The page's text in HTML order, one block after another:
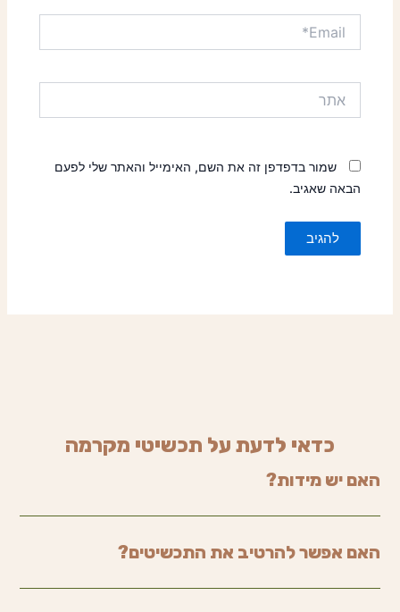
שמור בדפדפן זה את השם, האימייל והאתר שלי לפעם
הבאה שאגיב.
כדאי לדעת על תכשיטי מקרמה
האם יש מידות?
האם אפשר להרטיב את התכשיטים?